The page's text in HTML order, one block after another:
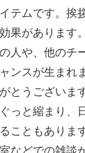
テムです。挨
果があります
人や、他のチ
ンスが生まれ
とうございま
っと縮まり、
こともありま
などでの雑談